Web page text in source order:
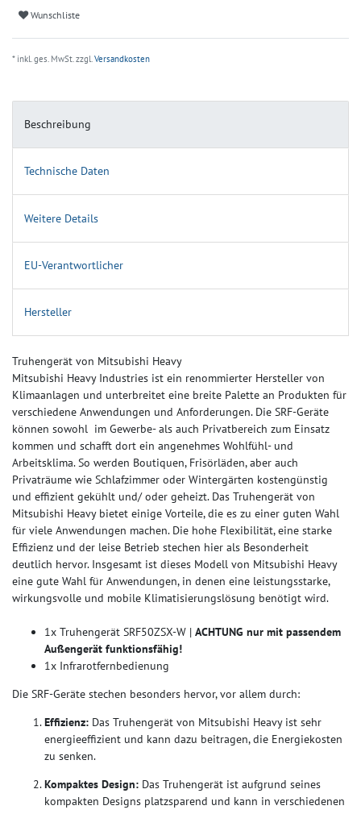
Wunschliste
* inkl. ges. MwSt. zzgl. Versandkosten
Beschreibung
Technische Daten
Weitere Details
EU-Verantwortlicher
Hersteller
Truhengerät von Mitsubishi Heavy
Mitsubishi Heavy Industries ist ein renommierter Hersteller von
Klimaanlagen und unterbreitet eine breite Palette an Produkten für
verschiedene Anwendungen und Anforderungen. Die SRF-Geräte
können sowohl im Gewerbe- als auch Privatbereich zum Einsatz
kommen und schafft dort ein angenehmes Wohlfühl- und
Arbeitsklima. So werden Boutiquen, Frisörläden, aber auch
Privaträume wie Schlafzimmer oder Wintergärten kostengünstig
und effizient gekühlt und/ oder geheizt. Das Truhengerät von
Mitsubishi Heavy bietet einige Vorteile, die es zu einer guten Wahl
für viele Anwendungen machen. Die hohe Flexibilität, eine starke
Effizienz und der leise Betrieb stechen hier als Besonderheit
deutlich hervor. Insgesamt ist dieses Modell von Mitsubishi Heavy
eine gute Wahl für Anwendungen, in denen eine leistungsstarke,
wirkungsvolle und mobile Klimatisierungslösung benötigt wird.
1x Truhengerät SRF50ZSX-W | ACHTUNG nur mit passendem
Außengerät funktionsfähig!
1x Infrarotfernbedienung
Die SRF-Geräte stechen besonders hervor, vor allem durch:
Effizienz: Das Truhengerät von Mitsubishi Heavy ist sehr
energieeffizient und kann dazu beitragen, die Energiekosten
zu senken.
Kompaktes Design: Das Truhengerät ist aufgrund seines
kompakten Designs platzsparend und kann in verschiedenen